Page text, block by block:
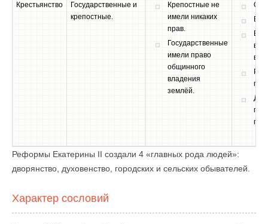
Крестьянство
Государственные и
крепостные.
Крепостные не
имели никаких
прав.
Государственные
имели право
общинного
владения
землёй.
Все
в
Реформы Екатерины II создали 4 «главных рода людей»:
дворянство, духовенство, городских и сельских обывателей.
Характер сословий